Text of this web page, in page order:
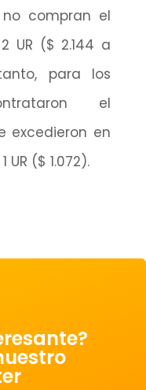
compran el
UR ($ 2.144 a
para los
el
excedieron en
($ 1.072).